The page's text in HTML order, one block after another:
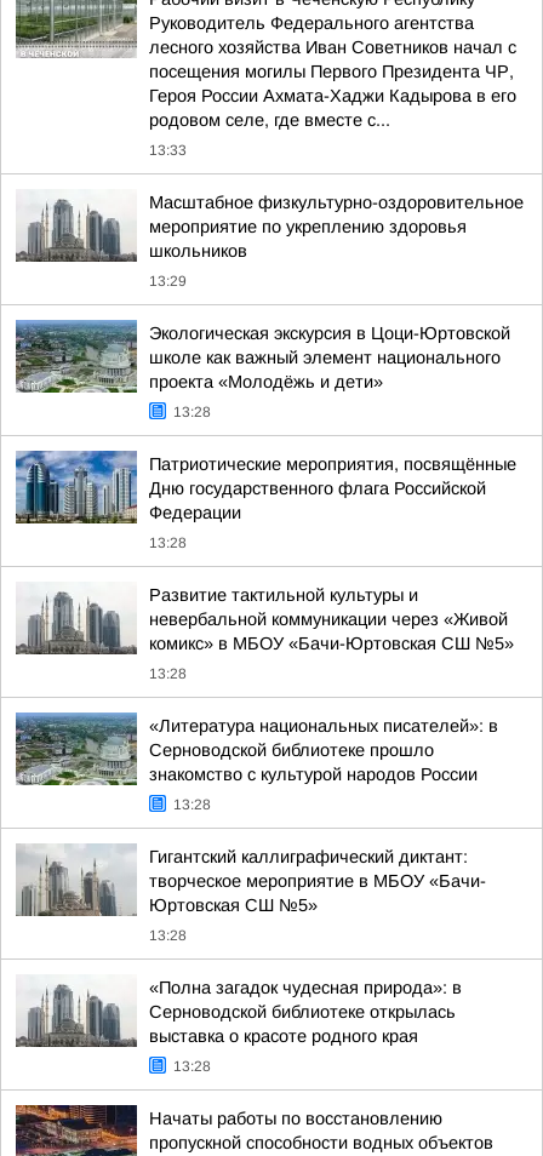
Руководитель Федерального агентства
лесного хозяйства Иван Советников начал с
посещения могилы Первого Президента ЧР,
Героя России Ахмата-Хаджи Кадырова в его
родовом селе, где вместе с...
13:33
Масштабное физкультурно-оздоровительное
мероприятие по укреплению здоровья
школьников
13:29
Экологическая экскурсия в Цоци-Юртовской
школе как важный элемент национального
проекта «Молодёжь и дети»
13:28
Патриотические мероприятия, посвящённые
Дню государственного флага Российской
Федерации
13:28
Развитие тактильной культуры и
невербальной коммуникации через «Живой
комикс» в МБОУ «Бачи-Юртовская СШ №5»
13:28
«Литература национальных писателей»: в
Серноводской библиотеке прошло
знакомство с культурой народов России
13:28
Гигантский каллиграфический диктант:
творческое мероприятие в МБОУ «Бачи-
Юртовская СШ №5»
13:28
«Полна загадок чудесная природа»: в
Серноводской библиотеке открылась
выставка о красоте родного края
13:28
Начаты работы по восстановлению
пропускной способности водных объектов